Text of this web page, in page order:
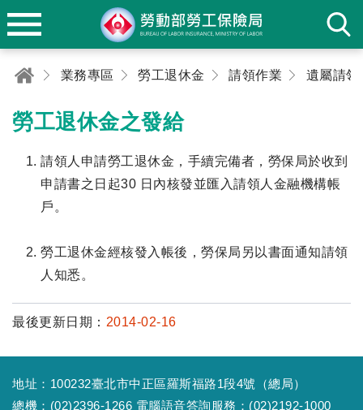
業務專區 勞工退休金 請領作業 遺屬請領
勞工退休金之發給
請領人申請勞工退休金，手續完備者，勞保局於收到
申請書之日起30 日內核發並匯入請領人金融機構帳
戶。
勞工退休金經核發入帳後，勞保局另以書面通知請領
人知悉。
最後更新日期： 2014-02-16
地址：100232臺北市中正區羅斯福路1段4號（總局）
總機：(02)2396-1266 電腦語音答詢服務：(02)2192-1000